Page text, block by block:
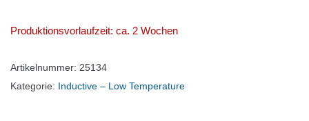
Produktionsvorlaufzeit: ca. 2 Wochen
Artikelnummer: 25134
Kategorie: Inductive – Low Temperature